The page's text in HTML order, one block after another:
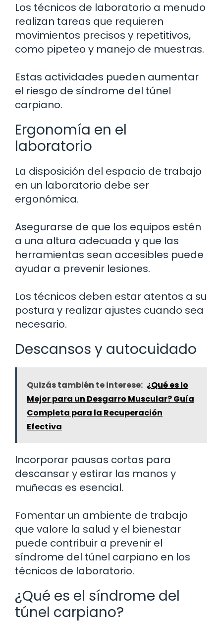
Los técnicos de laboratorio a menudo
realizan tareas que requieren
movimientos precisos y repetitivos,
como pipeteo y manejo de muestras.
Estas actividades pueden aumentar
el riesgo de síndrome del túnel
carpiano.
Ergonomía en el
laboratorio
La disposición del espacio de trabajo
en un laboratorio debe ser
ergonómica.
Asegurarse de que los equipos estén
a una altura adecuada y que las
herramientas sean accesibles puede
ayudar a prevenir lesiones.
Los técnicos deben estar atentos a su
postura y realizar ajustes cuando sea
necesario.
Descansos y autocuidado
Quizás también te interese: ¿Qué es lo
Mejor para un Desgarro Muscular? Guía
Completa para la Recuperación
Efectiva
Incorporar pausas cortas para
descansar y estirar las manos y
muñecas es esencial.
Fomentar un ambiente de trabajo
que valore la salud y el bienestar
puede contribuir a prevenir el
síndrome del túnel carpiano en los
técnicos de laboratorio.
¿Qué es el síndrome del
túnel carpiano?